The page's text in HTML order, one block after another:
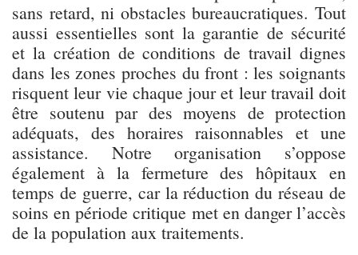
sans retard, ni obstacles bureaucratiques. Tout
aussi essentielles sont la garantie de sécurité
et la création de conditions de travail dignes
dans les zones proches du front : les soignants
risquent leur vie chaque jour et leur travail doit
être soutenu par des moyens de protection
adéquats, des horaires raisonnables et une
assistance. Notre organisation s’oppose
également à la fermeture des hôpitaux en
temps de guerre, car la réduction du réseau de
soins en période critique met en danger l’accès
de la population aux traitements.